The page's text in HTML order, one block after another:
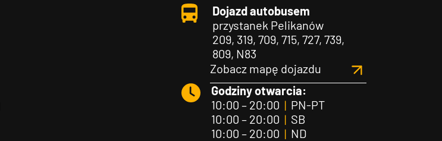
Dojazd autobusem
przystanek Pelikanów
209, 319, 709, 715, 727, 739,
809, N83
Zobacz mapę dojazdu
Godziny otwarcia:
10:00 – 20:00 |PN-PT
10:00 – 20:00 |SB
10:00 – 20:00 |ND